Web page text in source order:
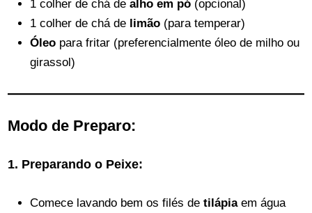
1 colher de chá dealho em pó (opcional)
1 colher de chá de limão (para temperar)
Óleo para fritar (preferencialmente óleo de milho ou
girassol)
Modo de Preparo:
1. Preparando o Peixe:
Comece lavando bem os filés detilápiaem água